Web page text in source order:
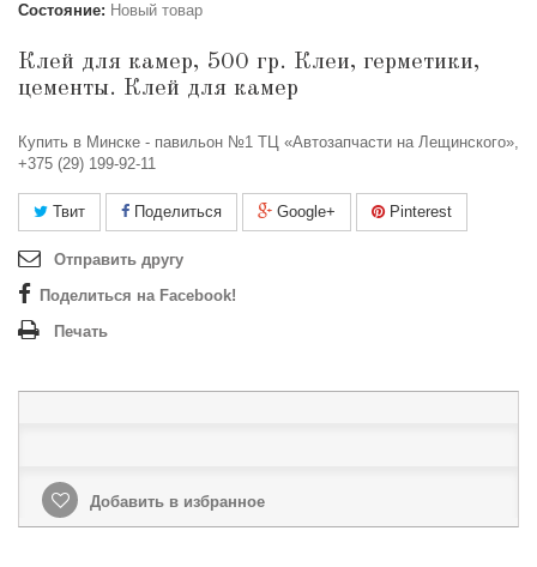
Состояние: Новый товар
Клей для камер, 500 гр. Клеи, герметики,
цементы. Клей для камер
Купить в Минске - павильон №1 ТЦ «Автозапчасти на Лещинского»,
+375 (29) 199-92-11
Твит Поделиться Google+ Pinterest
Отправить другу
Поделиться на Facebook!
Печать
Добавить в избранное